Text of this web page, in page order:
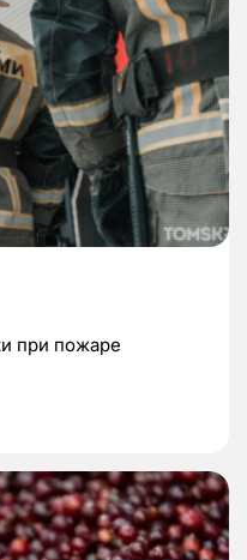
при пожаре